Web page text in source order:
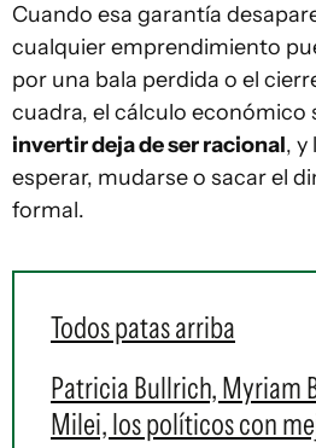
Cuando esa garantía
cualquier emprendimiento
por una bala perdida o el
cuadra, el cálculo económico
invertir deja de ser racional, y
esperar, mudarse o sacar el
formal.
Todos patas arriba
Patricia Bullrich, Myriam
Milei, los políticos con